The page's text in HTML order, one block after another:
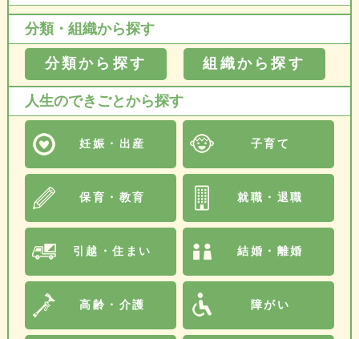
分類・組織から探す
分類から探す 組織から探す
人生のできごとから探す
妊娠・出産 子育て
保育・教育 就職・退職
引越・住まい 結婚・離婚
高齢・介護 障がい